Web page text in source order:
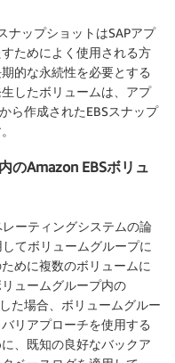
ナップショットはSAPアプ
ためによく使用される方
的な永続性を必要とする
したボリュームは、アプ
ら作成されたEBSスナップ
のAmazon EBSボリュ
ーティングシステムの論
てボリュームグループに
めに複数のボリュームに
ュームグループ内の
た場合、ボリュームグルー
リアプローチを使用する
、既知の良好なバックア